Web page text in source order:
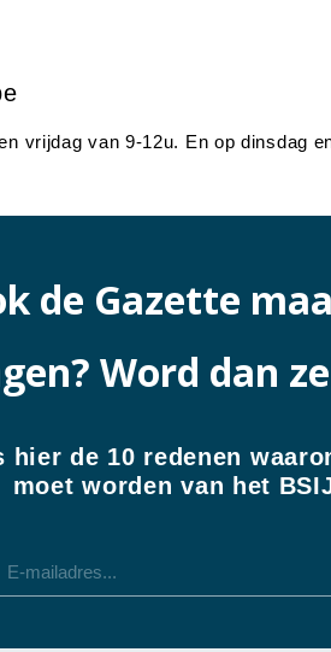
vrijdag van 9-12u. En op dinsdag
de Gazette
Word dan
hier de 10 redenen
moet worden van het